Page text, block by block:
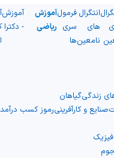
انتگرال
های
نامعین
فرمول
سری
ها
آموزش
ریاضی
آموزش
- دکترا
زندگیگیاهان
صنایع و کارآفرینیرموز کسب درآمد